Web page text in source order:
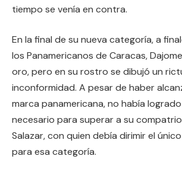
tiempo se venía en contra.
En la final de su nueva categoría, a
los Panamericanos de Caracas,
oro, pero en su rostro se dibujó un
inconformidad. A pesar de haber
marca panamericana, no había logrado
necesario para superar a su
Salazar, con quien debía dirimir el
para esa categoría.